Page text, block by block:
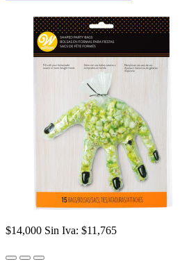
$14,000 Sin Iva: $11,765